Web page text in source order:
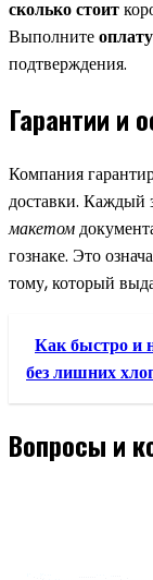
сколько стоит
Выполнитеоплату
подтверждения.
Гарантии и
Компания
доставки. Каждый
макетом
гознаке. Это
тому, который
Как быстро и
без лишних
Вопросы и